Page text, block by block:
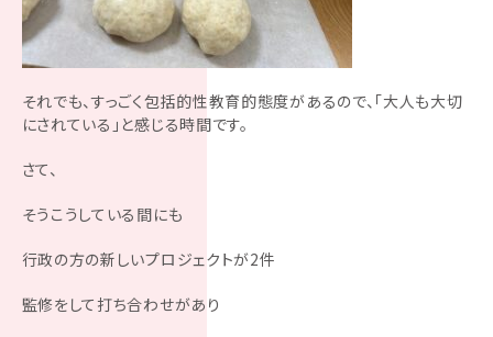
それでも、すっごく包括的性教育的態度があるので、「大人も大切
にされている」と感じる時間です。
さて、
そうこうしている間にも
行政の方の新しいプロジェクトが2件
監修をして打ち合わせがあり